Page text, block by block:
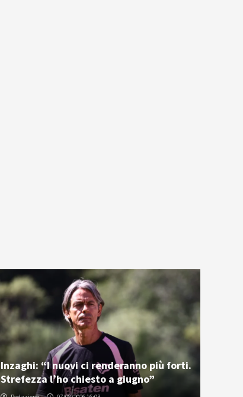
Inzaghi: “I nuovi ci renderanno più forti.
Strefezza l’ho chiesto a giugno”